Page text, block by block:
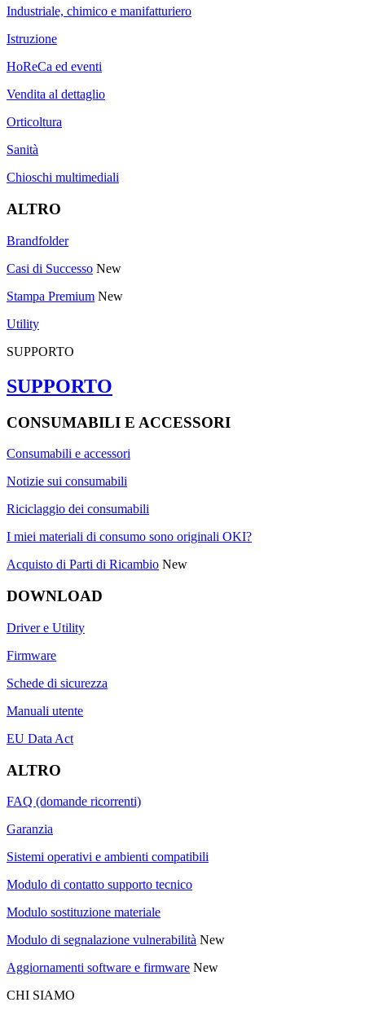
Industriale, chimico e manifatturiero
Istruzione
HoReCa ed eventi
Vendita al dettaglio
Orticoltura
Sanità
Chioschi multimediali
ALTRO
Brandfolder
Casi di Successo New
Stampa Premium New
Utility
SUPPORTO
SUPPORTO
CONSUMABILI E ACCESSORI
Consumabili e accessori
Notizie sui consumabili
Riciclaggio dei consumabili
I miei materiali di consumo sono originali OKI?
Acquisto di Parti di Ricambio New
DOWNLOAD
Driver e Utility
Firmware
Schede di sicurezza
Manuali utente
EU Data Act
ALTRO
FAQ (domande ricorrenti)
Garanzia
Sistemi operativi e ambienti compatibili
Modulo di contatto supporto tecnico
Modulo sostituzione materiale
Modulo di segnalazione vulnerabilità New
Aggiornamenti software e firmware New
CHI SIAMO